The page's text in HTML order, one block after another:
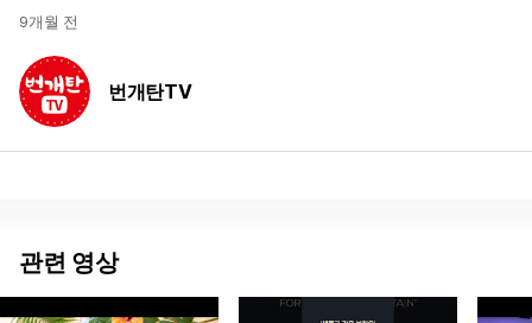
9개월 전
번개탄TV
관련 영상